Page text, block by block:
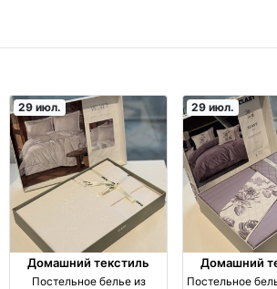
29 июл.
Домашний текстиль
Постельное белье из
29 июл.
Домашний
Постельное